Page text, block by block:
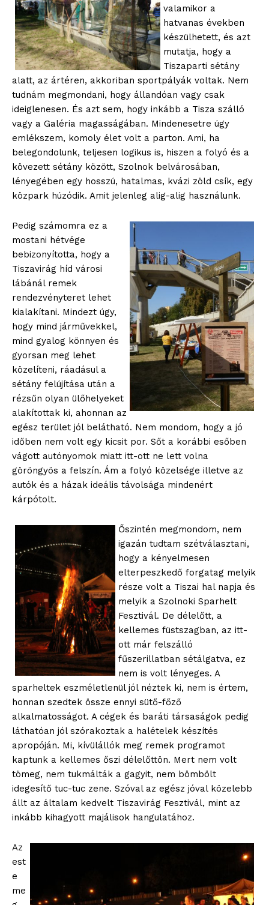
valamikor a
hatvanas években
készülhetett, és azt
mutatja, hogy a
Tiszaparti sétány
alatt, az ártéren, akkoriban sportpályák voltak. Nem
tudnám megmondani, hogy állandóan vagy csak
ideiglenesen. És azt sem, hogy inkább a Tisza szálló
vagy a Galéria magasságában. Mindenesetre úgy
emlékszem, komoly élet volt a parton. Ami, ha
belegondolunk, teljesen logikus is, hiszen a folyó és a
kövezett sétány között, Szolnok belvárosában,
lényegében egy hosszú, hatalmas, kvázi zöld csík, egy
közpark húzódik. Amit jelenleg alig-alig használunk.
Pedig számomra ez a
mostani hétvége
bebizonyította, hogy a
Tiszavirág híd városi
lábánál remek
rendezvényteret lehet
kialakítani. Mindezt úgy,
hogy mind járművekkel,
mind gyalog könnyen és
gyorsan meg lehet
közelíteni, ráadásul a
sétány felújítása után a
rézsűn olyan ülőhelyeket
alakítottak ki, ahonnan az
egész terület jól belátható. Nem mondom, hogy a jó
időben nem volt egy kicsit por. Sőt a korábbi esőben
vágott autónyomok miatt itt-ott ne lett volna
göröngyös a felszín. Ám a folyó közelsége illetve az
autók és a házak ideális távolsága mindenért
kárpótolt.
Őszintén megmondom, nem
igazán tudtam szétválasztani,
hogy a kényelmesen
elterpeszkedő forgatag melyik
része volt a Tiszai hal napja és
melyik a Szolnoki Sparhelt
Fesztivál. De délelőtt, a
kellemes füstszagban, az itt-
ott már felszálló
fűszerillatban sétálgatva, ez
nem is volt lényeges. A
sparheltek eszméletlenül jól néztek ki, nem is értem,
honnan szedtek össze ennyi sütő-főző
alkalmatosságot. A cégek és baráti társaságok pedig
láthatóan jól szórakoztak a halételek készítés
apropóján. Mi, kívülállók meg remek programot
kaptunk a kellemes őszi délelőttön. Mert nem volt
tömeg, nem tukmálták a gagyit, nem bömbölt
idegesítő tuc-tuc zene. Szóval az egész jóval közelebb
állt az általam kedvelt Tiszavirág Fesztivál, mint az
inkább kihagyott majálisok hangulatához.
Az
est
e
me